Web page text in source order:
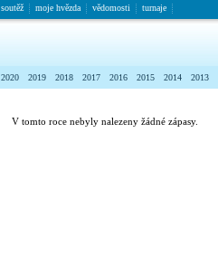
soutěž moje hvězda vědomosti turnaje
2020 2019 2018 2017 2016 2015 2014 2013
V tomto roce nebyly nalezeny žádné zápasy.